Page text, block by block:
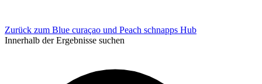
Zurück zum Blue curaçao und Peach schnapps Hub
Innerhalb der Ergebnisse suchen